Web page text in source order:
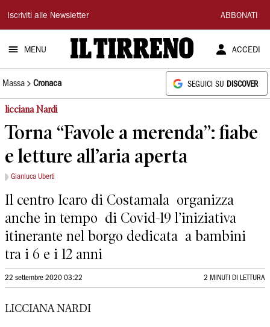
Il
Tirreno
Iscriviti alle Newsletter ABBONATI
MENU ACCEDI
Massa Cronaca SEGUICI SU DISCOVER
licciana Nardi
Torna “Favole a merenda”: fiabe
e letture all’aria aperta
Gianluca Uberti
Il centro Icaro di Costamala organizza
anche in tempo di Covid-19 l’iniziativa
itinerante nel borgo dedicata a bambini
tra i 6 e i 12 anni
22 settembre 2020 03:22 2 MINUTI DI LETTURA
LICCIANA NARDI